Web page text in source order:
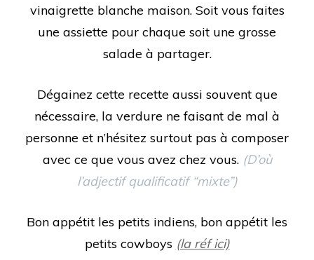
vinaigrette blanche maison. Soit vous faites
une assiette pour chaque soit une grosse
salade à partager.
Dégainez cette recette aussi souvent que
nécessaire, la verdure ne faisant de mal à
personne et n’hésitez surtout pas à composer
avec ce que vous avez chez vous. (D’où
l’adjectif qualificatif “mixte”)
Bon appétit les petits indiens, bon appétit les
petits cowboys (la réf ici)